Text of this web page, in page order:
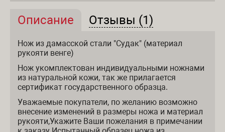
Описание и отзывы
Описание (активная вкладка)
Отзывы (1)
Нож из дамасской стали "Судак" (материал
рукояти венге)
Нож укомплектован индивидуальными ножнами
из натуральной кожи, так же прилагается
сертификат государственного образца.
Уважаемые покупатели, по желанию возможно
внесение изменений в размеры ножа и материал
рукояти,Укажите Ваши пожелания в примечании